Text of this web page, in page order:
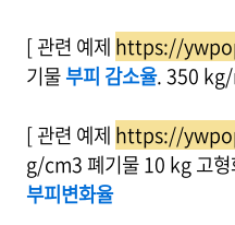
[ 관련 예제 https://
기물부피 감소율. 350
[ 관련 예제 https://
g/cm3 폐기물 10 kg 고
부피변화율